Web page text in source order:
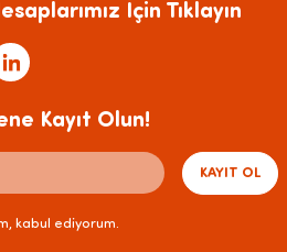
İçin Tıklayın
Kayıt Olun!
KAYIT OL
kabul ediyorum.